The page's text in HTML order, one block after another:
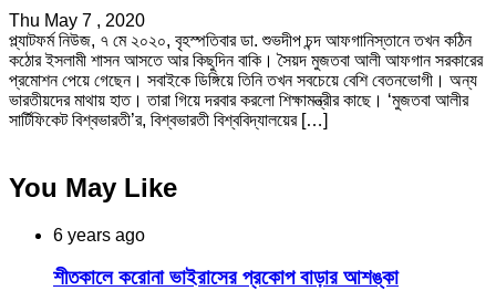
Thu May 7 , 2020
প্ল্যাটফর্ম নিউজ, ৭ মে ২০২০, বৃহস্পতিবার ডা. শুভদীপ চন্দ আফগানিস্তানে তখন কঠিন
কঠোর ইসলামী শাসন আসতে আর কিছুদিন বাকি। সৈয়দ মুজতবা আলী আফগান সরকারের
প্রমোশন পেয়ে গেছেন। সবাইকে ডিঙ্গিয়ে তিনি তখন সবচেয়ে বেশি বেতনভোগী। অন্য
ভারতীয়দের মাথায় হাত। তারা গিয়ে দরবার করলো শিক্ষামন্ত্রীর কাছে। ‘মুজতবা আলীর
সার্টিফিকেট বিশ্বভারতী’র, বিশ্বভারতী বিশ্ববিদ্যালয়ের […]
You May Like
6 years ago
শীতকালে করোনা ভাইরাসের প্রকোপ বাড়ার আশঙ্কা